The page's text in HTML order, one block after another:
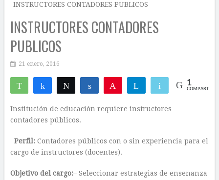
INSTRUCTORES CONTADORES PUBLICOS
INSTRUCTORES CONTADORES
PUBLICOS
21 enero, 2016
WhatsAppCompartirTwittear Compartir Telegram Email 1
COMPARTIR
Institución de educación requiere instructores
contadores públicos.
Perfil:Contadores públicos con o sin experiencia para el
cargo de instructores (docentes).
Objetivo del cargo:– Seleccionar estrategias de enseñanza